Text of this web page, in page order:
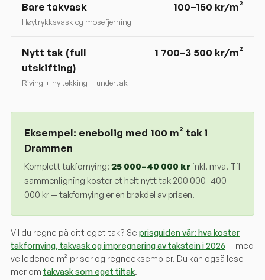
Bare takvask
Høytrykksvask og mosefjerning
100–150 kr/m²
Nytt tak (full
utskifting)
Riving + ny tekking + undertak
1 700–3 500 kr/m²
Eksempel: enebolig med 100 m² tak i
Drammen
Komplett takfornying: 25 000–40 000 kr inkl. mva. Til
sammenligning koster et helt nytt tak 200 000–400
000 kr — takfornying er en brøkdel av prisen.
Vil du regne på ditt eget tak? Se prisguiden vår: hva koster
takfornying, takvask og impregnering av takstein i 2026 — med
veiledende m²-priser og regneeksempler. Du kan også lese
mer om takvask som eget tiltak.